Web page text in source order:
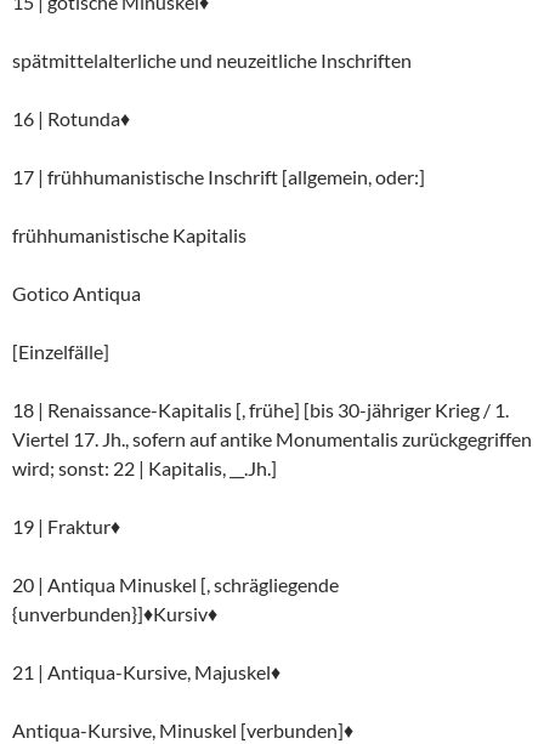
spätmittelalterliche und neuzeitliche Inschriften
16 | Rotunda♦
17 | frühhumanistische Inschrift [allgemein, oder:]
frühhumanistische Kapitalis
Gotico Antiqua
[Einzelfälle]
18 | Renaissance-Kapitalis [, frühe] [bis 30-jähriger Krieg / 1.
Viertel 17. Jh., sofern auf antike Monumentalis zurückgegriffen
wird; sonst: 22 | Kapitalis, __.Jh.]
19 | Fraktur♦
20 | Antiqua Minuskel [, schrägliegende
{unverbunden}]♦Kursiv♦
21 | Antiqua-Kursive, Majuskel♦
Antiqua-Kursive, Minuskel [verbunden]♦